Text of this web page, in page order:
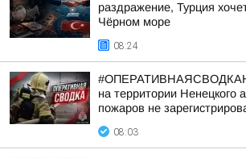
раздражение, Турция
Чёрном море
08:24
на территории Ненецкого
пожаров не
08:03